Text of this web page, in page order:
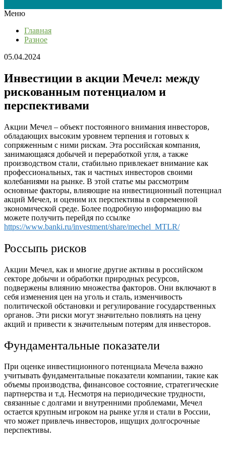
Меню
Главная
Разное
05.04.2024
Инвестиции в акции Мечел: между
рискованным потенциалом и
перспективами
Акции Мечел – объект постоянного внимания инвесторов,
обладающих высоким уровнем терпения и готовых к
сопряженным с ними рискам. Эта российская компания,
занимающаяся добычей и переработкой угля, а также
производством стали, стабильно привлекает внимание как
профессиональных, так и частных инвесторов своими
колебаниями на рынке. В этой статье мы рассмотрим
основные факторы, влияющие на инвестиционный потенциал
акций Мечел, и оценим их перспективы в современной
экономической среде. Более подробную информацию вы
можете получить перейдя по ссылке
https://www.banki.ru/investment/share/mechel_MTLR/
Россыпь рисков
Акции Мечел, как и многие другие активы в российском
секторе добычи и обработки природных ресурсов,
подвержены влиянию множества факторов. Они включают в
себя изменения цен на уголь и сталь, изменчивость
политической обстановки и регулирование государственных
органов. Эти риски могут значительно повлиять на цену
акций и привести к значительным потерям для инвесторов.
Фундаментальные показатели
При оценке инвестиционного потенциала Мечела важно
учитывать фундаментальные показатели компании, такие как
объемы производства, финансовое состояние, стратегические
партнерства и т.д. Несмотря на периодические трудности,
связанные с долгами и внутренними проблемами, Мечел
остается крупным игроком на рынке угля и стали в России,
что может привлечь инвесторов, ищущих долгосрочные
перспективы.